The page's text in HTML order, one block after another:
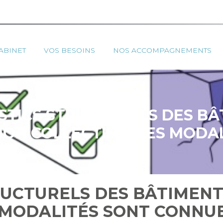
VOS BESOINS NOS ACCOMPAGNEMENTS
STRUCTURELS DES
COLLECTIFS : LES
CONNUES
DES
SONT